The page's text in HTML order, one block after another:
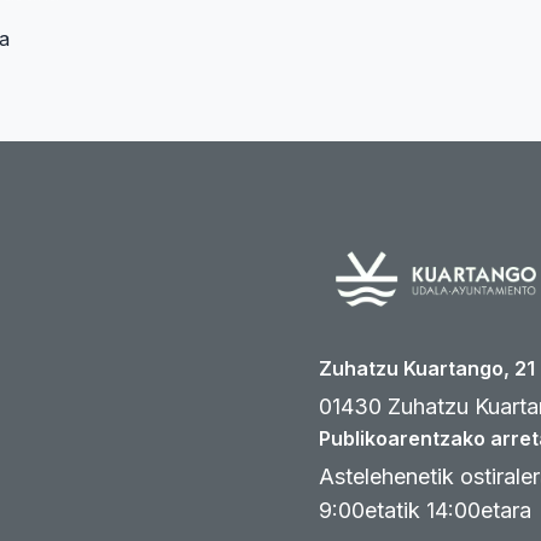
Zuhatzu Kuartango, 21
01430 Zuhatzu
Publikoarentzako
Astelehenetik
9:00etatik 14:00etara